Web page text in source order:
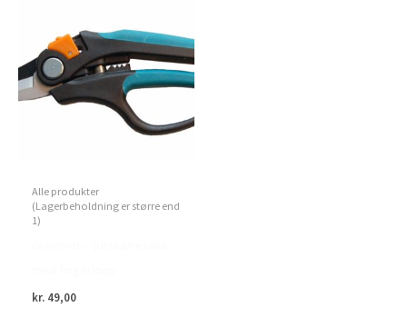
Alle produkter
(Lagerbeholdning er større end
1)
kr. 49,00